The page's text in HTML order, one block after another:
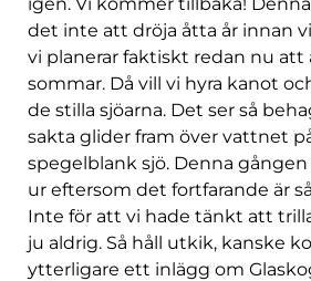
det inte att dröja åtta år innan
vi planerar faktiskt redan nu att
sommar. Då vill vi hyra kanot
de stilla sjöarna. Det ser så
sakta glider fram över vattnet
spegelblank sjö. Denna
ur eftersom det fortfarande är
Inte för att vi hade tänkt att
ju aldrig. Så håll utkik, kanske
ytterligare ett inlägg om